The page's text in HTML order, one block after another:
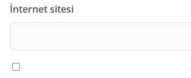
İnternet sitesi